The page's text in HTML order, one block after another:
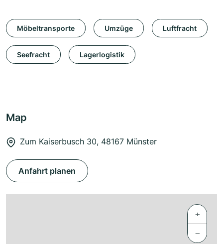
Möbeltransporte Umzüge Luftfracht
Seefracht Lagerlogistik
Map
Zum Kaiserbusch 30, 48167 Münster
Anfahrt planen
+
−